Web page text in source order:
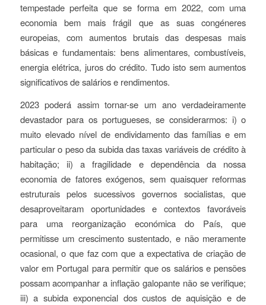
tempestade perfeita que se forma em 2022, com uma
economia bem mais frágil que as suas congéneres
europeias, com aumentos brutais das despesas mais
básicas e fundamentais: bens alimentares, combustíveis,
energia elétrica, juros do crédito. Tudo isto sem aumentos
significativos de salários e rendimentos.
2023 poderá assim tornar-se um ano verdadeiramente
devastador para os portugueses, se considerarmos: i) o
muito elevado nível de endividamento das famílias e em
particular o peso da subida das taxas variáveis de crédito à
habitação; ii) a fragilidade e dependência da nossa
economia de fatores exógenos, sem quaisquer reformas
estruturais pelos sucessivos governos socialistas, que
desaproveitaram oportunidades e contextos favoráveis
para uma reorganização económica do País, que
permitisse um crescimento sustentado, e não meramente
ocasional, o que faz com que a expectativa de criação de
valor em Portugal para permitir que os salários e pensões
possam acompanhar a inflação galopante não se verifique;
iii) a subida exponencial dos custos de aquisição e de